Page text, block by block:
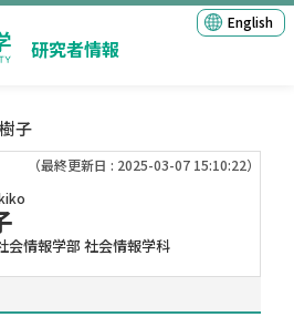
研究者情報
English
子
（最終更新日 : 2025-03-07 15:10:22）
会情報学部 社会情報学科